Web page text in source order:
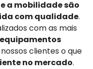
a mobilidade são
com qualidade.
com as mais
equipamentos
clientes o que
no mercado.